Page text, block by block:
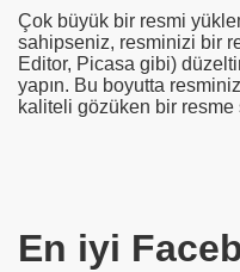
Çok büyük bir resmi
sahipseniz, resminizi bir
Editor, Picasa gibi)
yapın. Bu boyutta
kaliteli gözüken bir resme
En iyi